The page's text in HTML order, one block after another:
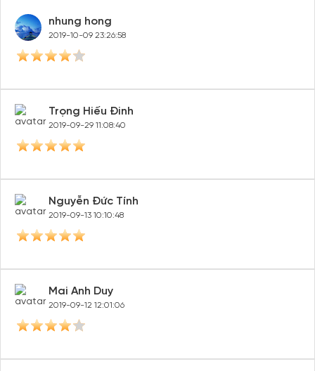
nhung hong
2019-10-09 23:26:58
Trọng Hiếu Đinh
2019-09-29 11:08:40
Nguyễn Đức Tính
2019-09-13 10:10:48
Mai Anh Duy
2019-09-12 12:01:06
Tạo tài khoản để có thể
dành cho thành viên đến từ các đối tác của Gody.vn dành
Đăng ký
Hoặc đăng nhập bằng